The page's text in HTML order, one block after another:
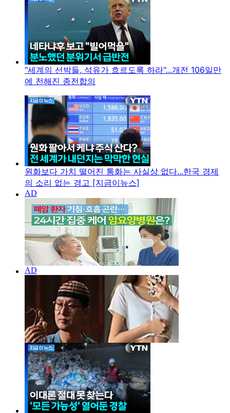
"세계의 선박들, 석유가 흐르도록 하라"...개전 106일만
에 전해진 종전합의
원화보다 가치 떨어진 통화는 사실상 없다...한국 경제
의 소리 없는 경고 [지금이뉴스]